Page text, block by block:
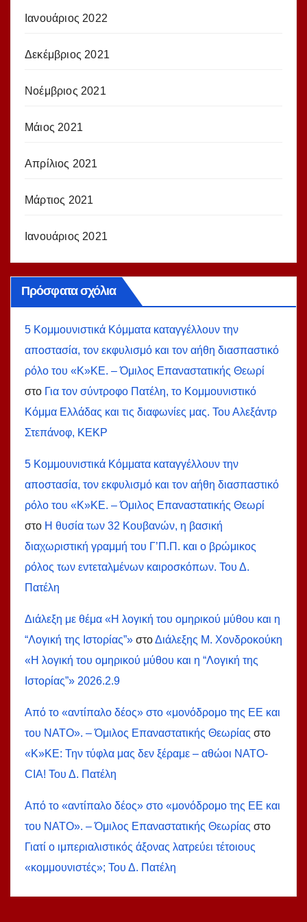
Ιανουάριος 2022
Δεκέμβριος 2021
Νοέμβριος 2021
Μάιος 2021
Απρίλιος 2021
Μάρτιος 2021
Ιανουάριος 2021
Πρόσφατα σχόλια
5 Κομμουνιστικά Κόμματα καταγγέλλουν την
αποστασία, τον εκφυλισμό και τον αήθη διασπαστικό
ρόλο του «Κ»ΚΕ. – Όμιλος Επαναστατικής Θεωρί
στο Για τον σύντροφο Πατέλη, το Κομμουνιστικό
Κόμμα Ελλάδας και τις διαφωνίες μας. Του Αλεξάντρ
Στεπάνοφ, ΚΕΚΡ
5 Κομμουνιστικά Κόμματα καταγγέλλουν την
αποστασία, τον εκφυλισμό και τον αήθη διασπαστικό
ρόλο του «Κ»ΚΕ. – Όμιλος Επαναστατικής Θεωρί
στο Η θυσία των 32 Κουβανών, η βασική
διαχωριστική γραμμή του Γ’Π.Π. και ο βρώμικος
ρόλος των εντεταλμένων καιροσκόπων. Του Δ.
Πατέλη
Διάλεξη με θέμα «Η λογική του ομηρικού μύθου και η
“Λογική της Ιστορίας”» στοΔιάλεξης Μ. Χονδροκούκη
«Η λογική του ομηρικού μύθου και η “Λογική της
Ιστορίας”» 2026.2.9
Από το «αντίπαλο δέος» στο «μονόδρομο της ΕΕ και
του ΝΑΤΟ». – Όμιλος Επαναστατικής Θεωρίας στο
«Κ»ΚΕ: Την τύφλα μας δεν ξέραμε – αθώοι ΝΑΤΟ-
СIA! Του Δ. Πατέλη
Από το «αντίπαλο δέος» στο «μονόδρομο της ΕΕ και
του ΝΑΤΟ». – Όμιλος Επαναστατικής Θεωρίας στο
Γιατί ο ιμπεριαλιστικός άξονας λατρεύει τέτοιους
«κομμουνιστές»; Του Δ. Πατέλη